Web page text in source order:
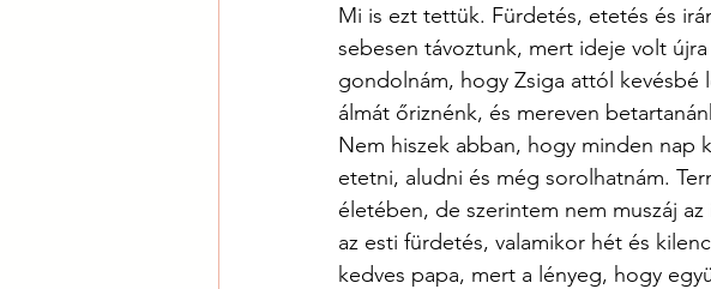
Mi is ezt tettük. Fürdetés, etetés és
sebesen távoztunk, mert ideje volt
gondolnám, hogy Zsiga attól kevésbé
álmát őriznénk, és mereven
Nem hiszek abban, hogy minden nap
etetni, aludni és még sorolhatnám.
életében, de szerintem nem muszáj
az esti fürdetés, valamikor hét és
kedves papa, mert a lényeg, hogy